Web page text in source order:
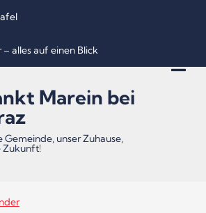
alles auf einen Blick
Marein bei
Gemeinde, unser Zuhause,
Zukunft!